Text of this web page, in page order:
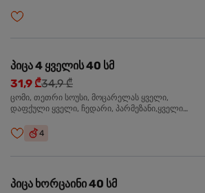
პიცა 4 ყველის 40 სმ
31,9 ₾34,9 ₾
ცომი, თეთრი სოუსი, მოცარელას ყველი,
დაფქული ყველი, ჩედარი, პარმეზანი,ყველი
4
პიცა ხორცაინი 40 სმ